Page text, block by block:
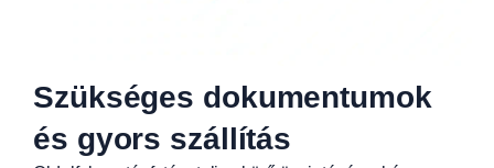
Szükséges dokumentumok
és gyors szállítás